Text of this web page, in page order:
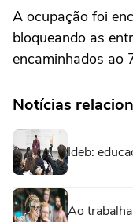
A ocupação foi
bloqueando as
encaminhados ao
Notícias
Ideb:
Ao